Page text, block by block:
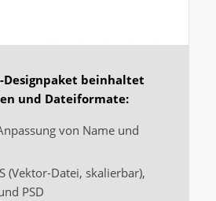
Designpaket beinhaltet
und Dateiformate:
von Name und
(Vektor-Datei, skalierbar),
PSD